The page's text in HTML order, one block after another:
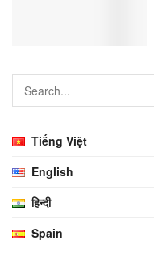
Tiếng Việt
English
हिन्दी
Spain